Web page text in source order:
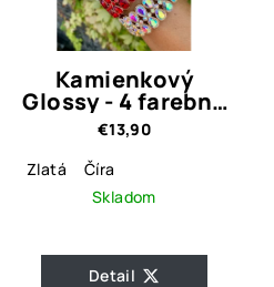
Kamienkový
Glossy - 4 farebné
varianty
€13,90
Zlatá
Číra
Skladom
Detail